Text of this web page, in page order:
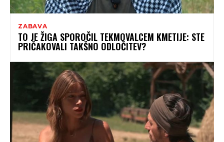
ZABAVA
TO JE ŽIGA SPOROČIL TEKMOVALCEM KMETIJE: STE
PRIČAKOVALI TAKŠNO ODLOČITEV?